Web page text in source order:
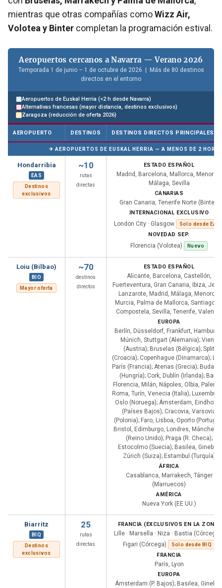
mientras que otras compañías comoWizz Air,
Volotea y Binter completan la programación estival.
Aeropuertos cercanos a Navarra — Verano 2026
Temporada 1 de junio – 1 de octubre de 2026 | Más de 80 destinos
directos en el entorno
Aeropuertos de Euskal Herria (<2 h desde Navarra)
Alternativas francesas (mayor distancia, destinos exclusivos)
Zaragoza (reducción de oferta 2026)
AEROPUERTO DESTINOS DESTINOS DIRECTOS PRINCIPALES
✈ AEROPUERTOS DE EUSKAL HERRIA — A MENOS DE 2
Hondarribia
EAS
Destinos
exclusivos
~10
rutas
directas
ESTADO ESPAÑOL
Madrid, Barcelona, Mallorca, Menorca,
Málaga, Sevilla
CANARIAS
Gran Canaria, Tenerife Norte (Binter)
INTERNACIONAL EXCLUSIVO
London City · Glasgow Solo desde EAS
NOVEDAD SEP.
Florencia (Volotea) Nuevo
Loiu (Bilbao)
BIO
Mayor oferta
~70
destinos
directos
ESTADO ESPAÑOL
Alicante, Barcelona, Castellón,
Fuerteventura, Gran Canaria, Ibiza,
Lanzarote, Madrid, Málaga, Menorca,
Murcia, Palma de Mallorca, Santiago
Compostela, Sevilla, Tenerife, Valencia
EUROPA
Berlín, Düsseldorf, Frankfurt,
Múnich, Stuttgart (Alemania); Viena
(Austria); Bruselas (Bélgica); Split
(Croacia); Copenhague (Dinamarca);
París (Francia); Atenas (Grecia);
(Hungría); Cork, Dublín (Irlanda); Bari,
Florencia, Milán, Nápoles, Olbia,
Roma, Turín, Venecia (Italia);
Oslo (Noruega); Ámsterdam,
(Países Bajos); Cracovia, Varsovia
(Polonia); Faro, Lisboa, Oporto
Bristol, Edimburgo, Londres,
(Reino Unido); Praga (R. Checa);
Estocolmo (Suecia); Basilea, Ginebra,
Zúrich (Suiza); Estambul (Turquía)
ÁFRICA
Casablanca, Marrakech, Tánger
(Marruecos)
AMÉRICA
Nueva York (EE.UU.)
Biarritz
BIQ
Destinos
exclusivos
25
rutas
directas
FRANCIA (EXCLUSIVOS EN LA ZONA)
Lille · Marsella · Niza · Bastia (Córcega)
Figari (Córcega)
Solo desde BIQ
FRANCIA
París, Lyon
EUROPA
Ámsterdam (P. Bajos); Basilea,